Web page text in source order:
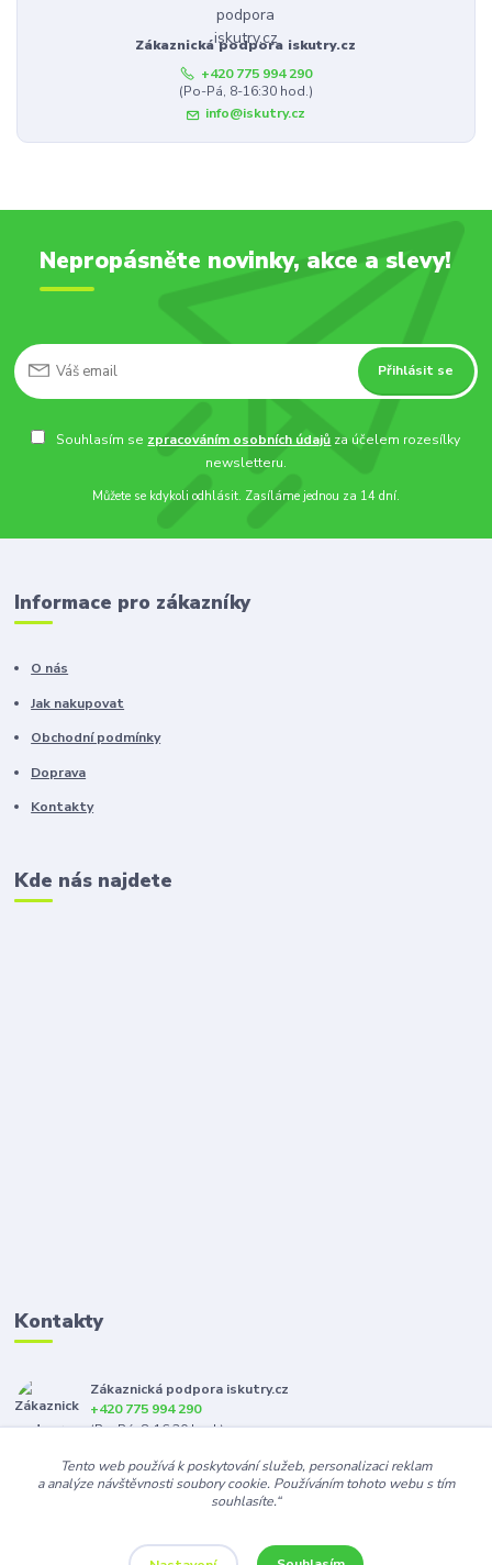
Zákaznická podpora iskutry.cz
+420 775 994 290
(Po-Pá, 8-16:30 hod.)
info@iskutry.cz
Nepropásněte novinky, akce a slevy!
Přihlásit se
Souhlasím se zpracováním osobních údajů za účelem rozesílky
newsletteru.
Můžete se kdykoli odhlásit. Zasíláme jednou za 14 dní.
Informace pro zákazníky
O nás
Jak nakupovat
Obchodní podmínky
Doprava
Kontakty
Kde nás najdete
Kontakty
Zákaznická podpora iskutry.cz
+420 775 994 290
(Po-Pá, 8-16:30 hod.)
info@iskutry.cz
Tento web používá k poskytování služeb, personalizaci reklam
a analýze návštěvnosti soubory cookie. Používáním tohoto webu s tím
souhlasíte.“